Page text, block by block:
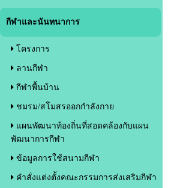
กีฬาและนันทนาการ
โครงการ
ลานกีฬา
กีฬาพื้นบ้าน
ชมรม/สโมสรออกกำลังกาย
แผนพัฒนาท้องถิ่นที่สอดคล้องกับแผน
พัฒนาการกีฬา
ข้อมูลการใช้สนามกีฬา
คำสั่งแต่งตั้งคณะกรรมการส่งเสริมกีฬา